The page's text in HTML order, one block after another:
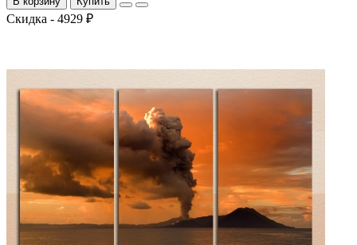
Скидка - 4929 ₽